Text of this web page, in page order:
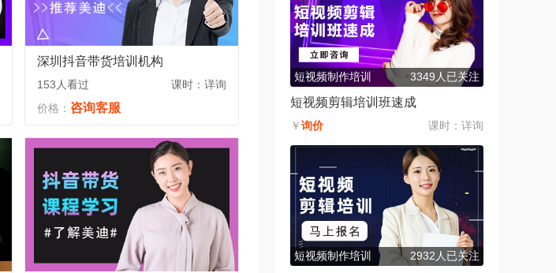
深圳抖音带货培训机构
153人看过
课时：详询
价格： 咨询客服
短视频制作培训 3349人已关注
短视频剪辑培训班速成
￥询价 课时： 详询
短视频制作培训 2932人已关注